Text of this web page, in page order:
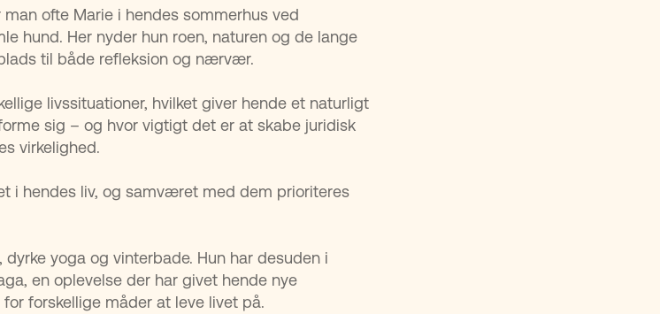
ofte Marie i hendes sommerhus ved
hund. Her nyder hun roen, naturen og de lange
til både refleksion og nærvær.
livssituationer, hvilket giver hende et naturligt
sig – og hvor vigtigt det er at skabe juridisk
virkelighed.
i hendes liv, og samværet med dem prioriteres
yoga og vinterbade. Hun har desuden i
en oplevelse der har givet hende nye
forskellige måder at leve livet på.